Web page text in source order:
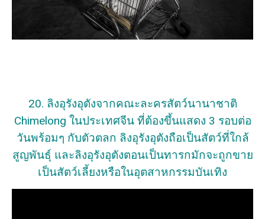
20. ลิงอุรังอุตังจากคณะละครสัตว์นานาชาติ
Chimelong ในประเทศจีน ที่ต้องขึ้นแสดง 3 รอบต่อ
วันพร้อมๆ กับตัวตลก ลิงอุรังอุตังถือเป็นสัตว์ที่ใกล้
สูญพันธุ์ และลิงอุรังอุตังตอนเป็นทารกมักจะถูกขาย
เป็นสัตว์เลี้ยงหรือในอุตสาหกรรมบันเทิง